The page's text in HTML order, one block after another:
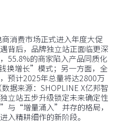
消费市场正式进入年度大促
背后，品牌独立站正面临更深
55.8%的商家陷入产品同质化
换增长”模式；另一方面，全
预计2025年总量将达2800万
据来源：SHOPLINE X亿邦智
立站五步升级锁定未来确定性
与“增量涌入”并存的格局，
入精耕细作的新阶段。